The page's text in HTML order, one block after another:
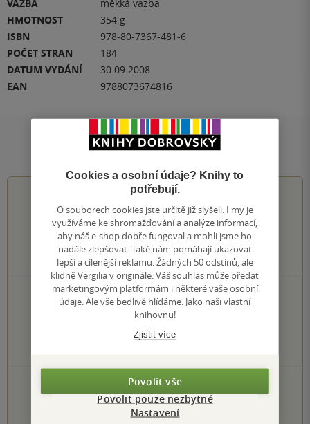
VAZBA
měkká vazba
HMOTNOST
354 g
ISBN
978-80-7367-481-6
POČET STRAN
184
DATUM VYDÁNÍ
30.09.2008
EAN
9788073674816
Hodnocení a recenze čtenářů
0.0z5
0hodnocení čtenářů
0×
5 hvězdiček
0×
4 hvězdičky
2 hvězdičky
PŘIDEJTE SVÉ HODNOCENÍ KNIHY
Hodnocení našich knihkupců: 0.0 z 5
Cookies a osobní údaje? Knihy to
potřebují.
O souborech cookies jste určitě již slyšeli. I my je
využíváme ke shromažďování a analýze informací,
aby náš e-shop dobře fungoval a mohli jsme ho
nadále zlepšovat. Také nám pomáhají ukazovat
lepší a cílenější reklamu. Žádných 50 odstínů, ale
klidně Vergilia v originále. Váš souhlas může předat
marketingovým platformám i některé vaše osobní
údaje. Ale vše bedlivě hlídáme. Jako naši vlastní
knihovnu!
Zjistit více
Povolit vše
Povolit pouze nezbytné
Nastavení